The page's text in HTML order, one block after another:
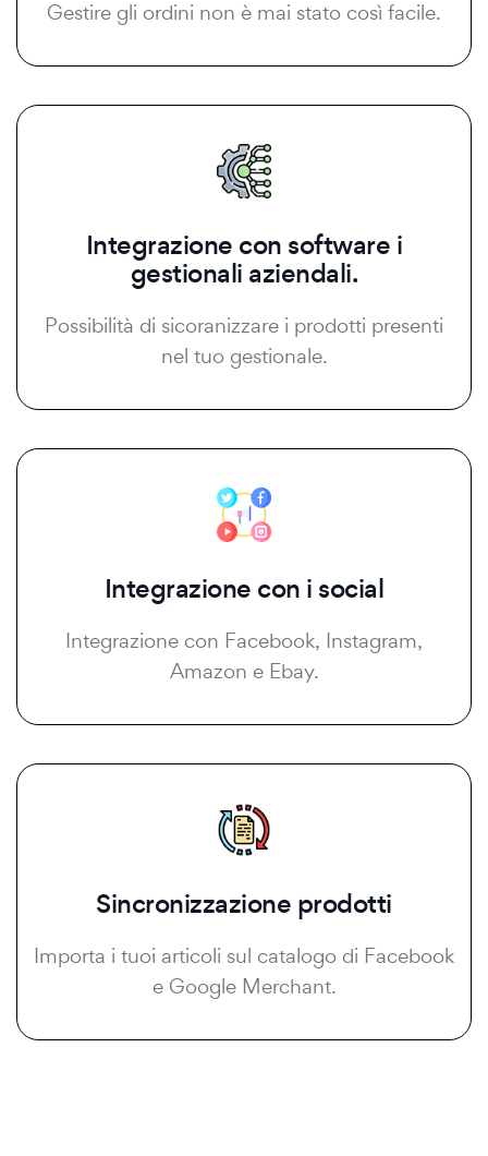
Gestire gli ordini non è mai stato così facile.
Integrazione con software i
gestionali aziendali.
Possibilità di sicoranizzare i prodotti presenti
nel tuo gestionale.
Integrazione con i social
Integrazione con Facebook, Instagram,
Amazon e Ebay.
Sincronizzazione prodotti
Importa i tuoi articoli sul catalogo di Facebook
e Google Merchant.